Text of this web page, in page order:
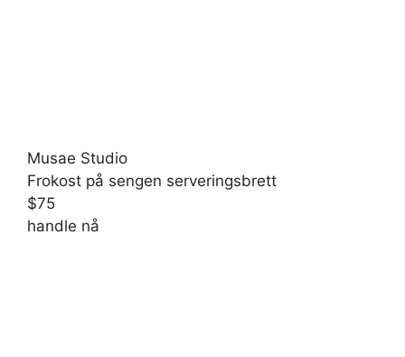
Musae Studio
Frokost på sengen serveringsbrett
$75
handle nå